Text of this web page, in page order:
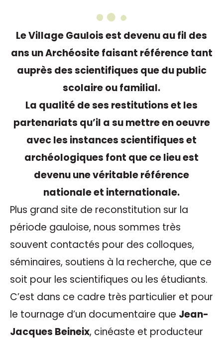
Le Village Gaulois est devenu au fil des
ans un Archéosite faisant référence tant
auprès des scientifiques que du public
scolaire ou familial.
La qualité de ses restitutions et les
partenariats qu’il a su mettre en oeuvre
avec les instances scientifiques et
archéologiques font que ce lieu est
devenu une véritable référence
nationale et internationale.
Plus grand site de reconstitution sur la
période gauloise, nous sommes très
souvent contactés pour des colloques,
séminaires, soutiens à la recherche, que ce
soit pour les scientifiques ou les étudiants.
C’est dans ce cadre très particulier et pour
le tournage d’un documentaire que Jean-
Jacques Beineix, cinéaste et producteur